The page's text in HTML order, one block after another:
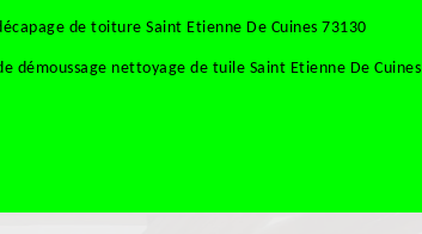
de toiture Saint Etienne De Cuines 73130
démoussage nettoyage de tuile Saint Etienne De Cuines